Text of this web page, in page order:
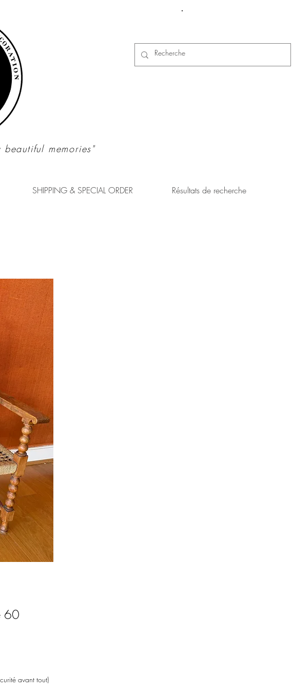
memories"
SHIPPING & SPECIAL ORDER Résultats de recherche
60
avant tout)